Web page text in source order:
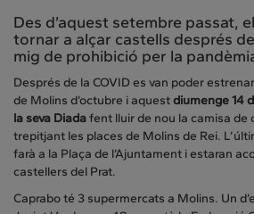
Des d’aquest setembre passat,
tornar a alçar castells després de
mig de prohibició per la
Després de la COVID es van poder
de Molins d’octubre i aquestdiumenge 14
la seva Diadafent lluir de nou la camisa de
trepitjant les places de Molins de Rei.
farà a la Plaça de l’Ajuntament i estaran
castellers del Prat.
Caprabo té 3 supermercats a Molins. Un